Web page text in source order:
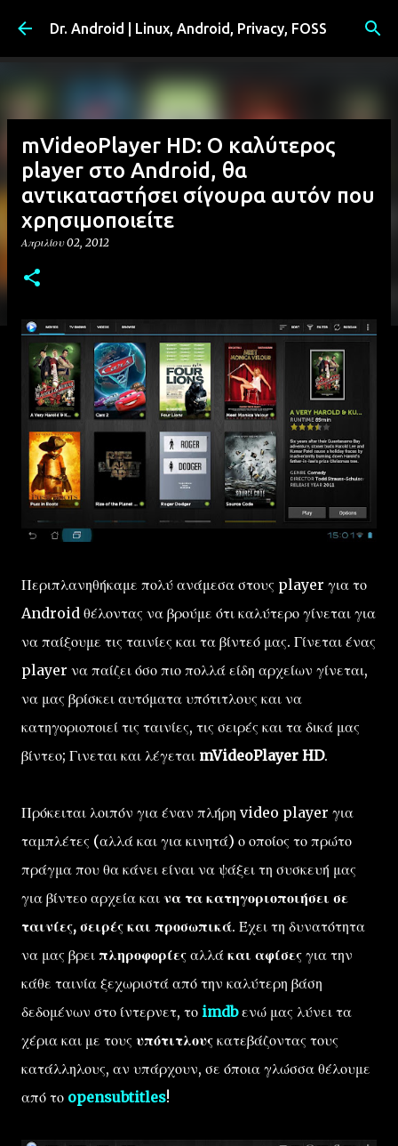
Μετάβαση στο κύριο περιεχόμενο
Dr. Android | Linux, Android, Privacy, FOSS
mVideoPlayer HD: Ο καλύτερος
player στο Android, θα
αντικαταστήσει σίγουρα αυτόν που
χρησιμοποιείτε
Απριλίου 02, 2012
Περιπλανηθήκαμε πολύ ανάμεσα στους player για το
Android θέλοντας να βρούμε ότι καλύτερο γίνεται για
να παίξουμε τις ταινίες και τα βίντεό μας. Γίνεται ένας
player να παίζει όσο πιο πολλά είδη αρχείων γίνεται,
να μας βρίσκει αυτόματα υπότιτλους και να
κατηγοριοποιεί τις ταινίες, τις σειρές και τα δικά μας
βίντεο; Γινεται και λέγεται mVideoPlayer HD.
Πρόκειται λοιπόν για έναν πλήρη video player για
ταμπλέτες (αλλά και για κινητά) ο οποίος το πρώτο
πράγμα που θα κάνει είναι να ψάξει τη συσκευή μας
για βίντεο αρχεία και να τα κατηγοριοποιήσει σε
ταινίες, σειρές και προσωπικά. Έχει τη δυνατότητα
να μας βρει πληροφορίες αλλά και αφίσες για την
κάθε ταινία ξεχωριστά από την καλύτερη βάση
δεδομένων στο ίντερνετ, το imdbενώ μας λύνει τα
χέρια και με τους υπότιτλους κατεβάζοντας τους
κατάλληλους, αν υπάρχουν, σε όποια γλώσσα θέλουμε
από το opensubtitles!